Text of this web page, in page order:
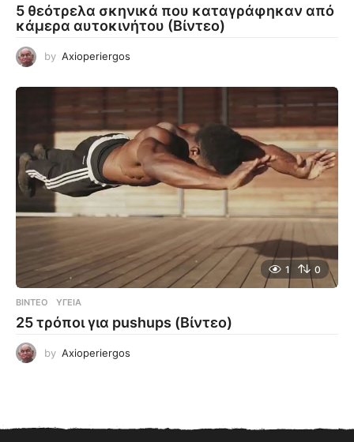
5 θεότρελα σκηνικά που καταγράφηκαν από
κάμερα αυτοκινήτου (Βίντεο)
by Axioperiergos
1 0
ΒΊΝΤΕΟ ΥΓΕΊΑ
25 τρόποι για pushups (Βίντεο)
by Axioperiergos